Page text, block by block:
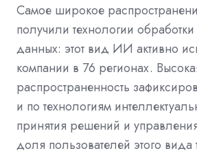
Самое широкое
получили технологии
данных: этот вид ИИ активно
компании в 76 регионах.
распространенность
и по технологиям
принятия решений и
доля пользователей этого вида